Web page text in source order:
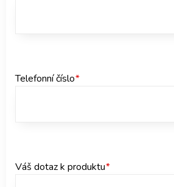
Telefonní číslo*
Váš dotaz k produktu*